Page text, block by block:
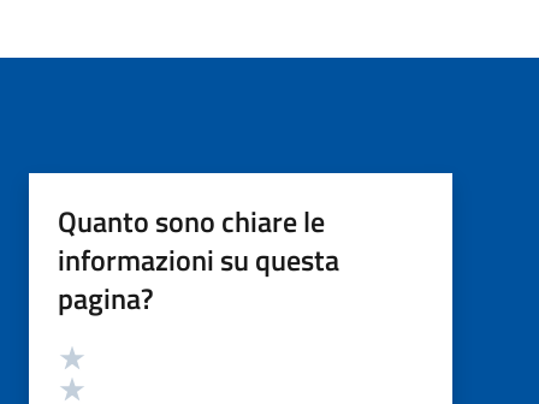
Quanto sono chiare le
informazioni su questa
pagina?
Valutazione